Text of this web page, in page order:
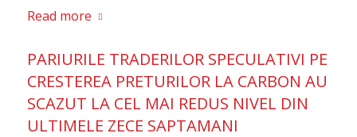
Read more
PARIURILE TRADERILOR SPECULATIVI PE
CRESTEREA PRETURILOR LA CARBON AU
SCAZUT LA CEL MAI REDUS NIVEL DIN
ULTIMELE ZECE SAPTAMANI